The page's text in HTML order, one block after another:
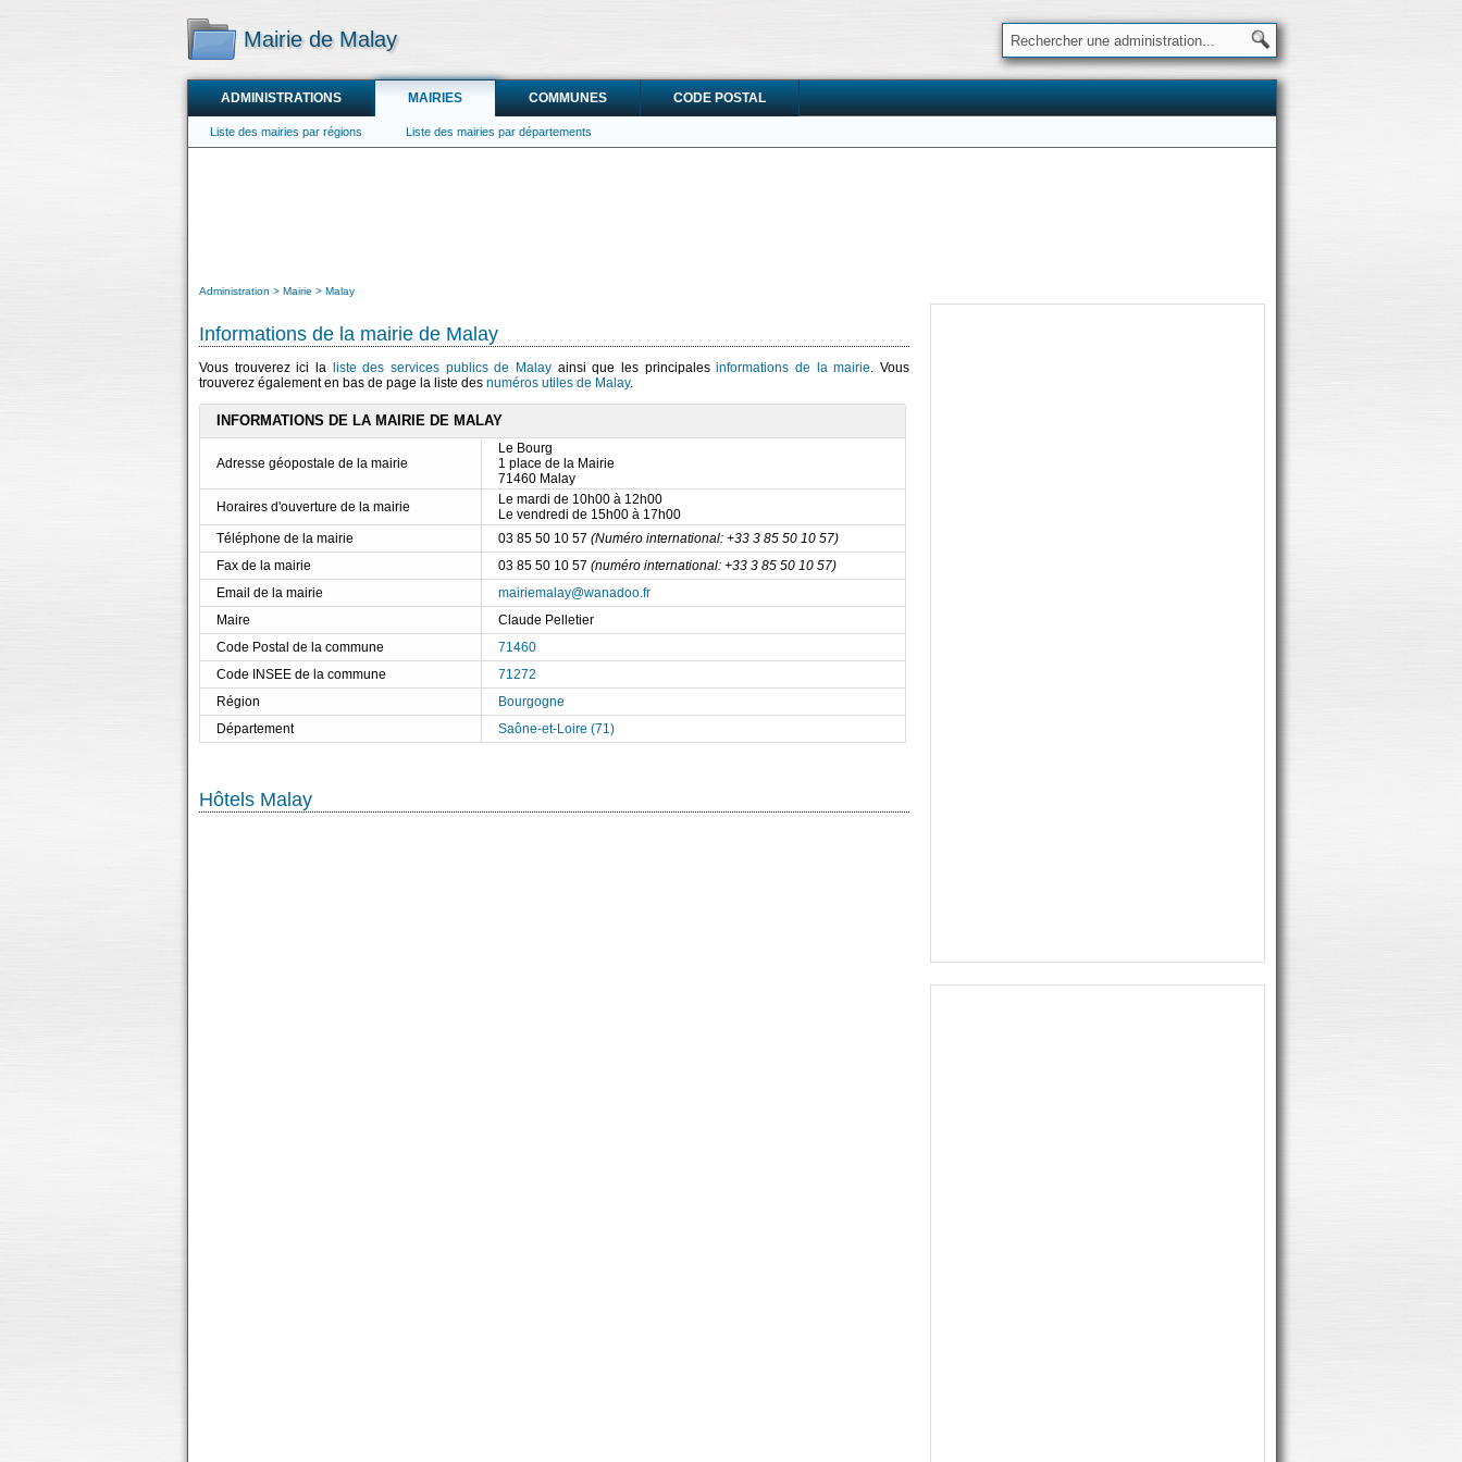
Mairie de Malay
ADMINISTRATIONS MAIRIES COMMUNES CODE POSTAL
Liste des mairies par régions Liste des mairies par départements
Administration Mairie Malay
Informations de la mairie de Malay
Vous trouverez ici la liste des services publics de Malay ainsi que les principalesinformations de la mairie. Vous
trouverez également en bas de page la liste des numéros utiles de Malay.
INFORMATIONS DE LA MAIRIE DE MALAY
Adresse géopostale de la mairie
Le Bourg
1 place de la Mairie
71460 Malay
Horaires d'ouverture de la mairie
Le mardi de 10h00 à 12h00
Le vendredi de 15h00 à 17h00
Téléphone de la mairie
03 85 50 10 57 (Numéro international: +33 3 85 50 10 57)
Fax de la mairie
03 85 50 10 57 (numéro international: +33 3 85 50 10 57)
Email de la mairie
mairiemalay@wanadoo.fr
Maire
Claude Pelletier
Code Postal de la commune
71460
Code INSEE de la commune
71272
Région
Bourgogne
Département
Saône-et-Loire (71)
Hôtels Malay